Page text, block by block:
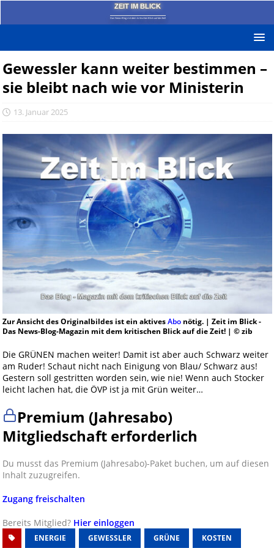
ZEIT IM BLICK
Das News-Blog mit dem kritischen Blick auf die Zeit!
Gewessler kann weiter bestimmen –
sie bleibt nach wie vor Ministerin
13. Januar 2025
Zur Ansicht des Originalbildes ist ein aktivesAbonötig. | Zeit im Blick -
Das News-Blog-Magazin mit dem kritischen Blick auf die Zeit! | © zib
Die GRÜNEN machen weiter! Damit ist aber auch Schwarz weiter
am Ruder! Schaut nicht nach Einigung von Blau/ Schwarz aus!
Gestern soll gestritten worden sein, wie nie! Wenn auch Stocker
leicht lachen hat, die ÖVP ist ja mit Grün weiter…
Premium (Jahresabo)
Mitgliedschaft erforderlich
Du musst das Premium (Jahresabo)-Paket buchen, um auf diesen
Inhalt zuzugreifen.
Zugang freischalten
Bereits Mitglied? Hier einloggen
ENERGIE GEWESSLER GRÜNE KOSTEN